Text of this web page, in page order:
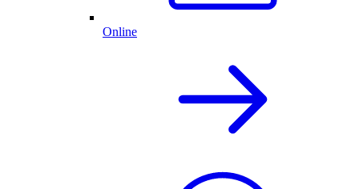
Online